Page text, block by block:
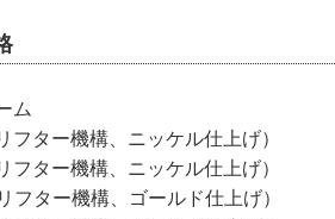
ム
ター機構、ニッケル仕上げ）
ター機構、ニッケル仕上げ）
ター機構、ゴールド仕上げ）